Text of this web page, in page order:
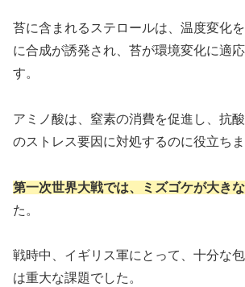
苔に含まれるステロールは、温度変化
に合成が誘発され、苔が環境変化に適
す。
アミノ酸は、窒素の消費を促進し、抗
のストレス要因に対処するのに役立ちま
第一次世界大戦では、ミズゴケが大き
た。
戦時中、イギリス軍にとって、十分な
は重大な課題でした。